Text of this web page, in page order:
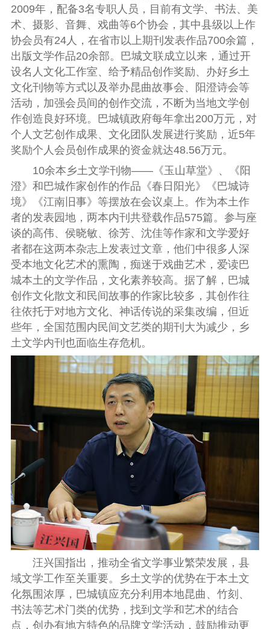
2009年，配备3名专职人员，目前有文学、书法、美
术、摄影、音舞、戏曲等6个协会，其中县级以上作
协会员有24人，在省市以上期刊发表作品700余篇，
出版文学作品20余部。巴城文联成立以来，通过开
设名人文化工作室、给予精品创作奖励、办好乡土
文化刊物等方式以及举办昆曲故事会、阳澄诗会等
活动，加强会员间的创作交流，不断为当地文学创
作创造良好环境。巴城镇政府每年拿出200万元，对
个人文艺创作成果、文化团队发展进行奖励，近5年
奖励个人会员创作成果的资金就达48.56万元。
10余本乡土文学刊物——《玉山草堂》、《阳
澄》和巴城作家创作的作品《春日阳光》《巴城诗
境》《江南旧事》等摆放在会议桌上。作为本土作
者的发表园地，两本内刊共登载作品575篇。参与座
谈的高伟、侯晓敏、徐芳、沈佳等作家和文学爱好
者都在这两本杂志上发表过文章，他们中很多人深
受本地文化艺术的熏陶，痴迷于戏曲艺术，爱读巴
城本土的文学作品，文化素养较高。据了解，巴城
创作文化散文和民间故事的作家比较多，其创作往
往依托于对地方文化、神话传说的采集改编，但近
些年，全国范围内民间文艺类的期刊大为减少，乡
土文学内刊也面临生存危机。
汪兴国指出，推动全省文学事业繁荣发展，县
域文学工作至关重要。乡土文学的优势在于本土文
化氛围浓厚，巴城镇应充分利用本地昆曲、竹刻、
书法等艺术门类的优势，找到文学和艺术的结合
点，创办有地方特色的品牌文学活动，鼓励推动更